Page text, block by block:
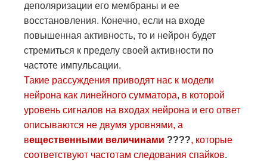
деполяризации его мембраны и ее
восстановления. Конечно, если на входе
повышенная активность, то и нейрон будет
стремиться к пределу своей активности по
частоте импульсации.
Такие рассуждения приводят нас к модели
нейрона как линейного сумматора, в которой
уровень сигналов на входах нейрона и его ответ
описываются не двумя уровнями, а
вещественными величинами ????, которые
соответствуют частотам следования спайков.